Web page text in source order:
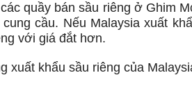
quầy bán sầu riêng ở Ghim
cầu. Nếu Malaysia xuất
với giá đắt hơn.
xuất khẩu sầu riêng của